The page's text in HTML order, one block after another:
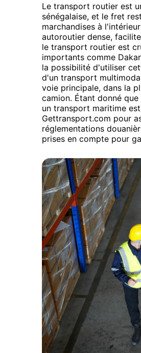
Le transport routier est
sénégalaise, et le fret
marchandises à
autoroutier dense,
le transport routier est
importants comme
la possibilité d'utiliser
d'un transport
voie principale, dans la
camion. Étant donné
un transport maritime
Gettransport.com pour
réglementations
prises en compte pour